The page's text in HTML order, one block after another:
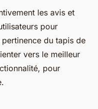
les avis et
pour
du tapis de
vers le meilleur
pour